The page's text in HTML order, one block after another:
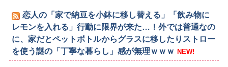
恋人の「家で納豆を小鉢に移し替える」「飲み物に
レモンを入れる」行動に限界が来た…！外では普通なの
に、家だとペットボトルからグラスに移したりストロー
を使う謎の「丁寧な暮らし」感が無理ｗｗｗ NEW!